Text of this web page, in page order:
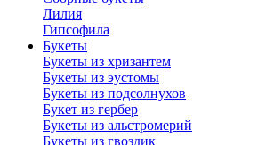
Лилия
Гипсофила
Букеты
Букеты из хризантем
Букеты из эустомы
Букеты из подсолнухов
Букет из гербер
Букеты из альстромерий
Букеты из гвоздик